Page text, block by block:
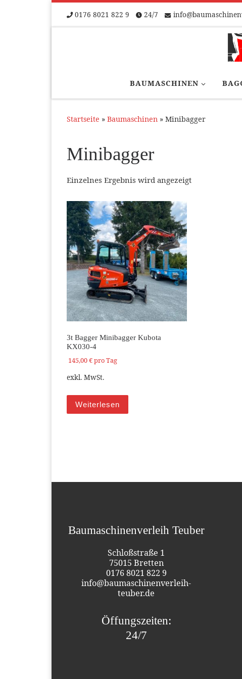
Zum Inhalt springen0176 8021 822 9 24/7
BAUMASCHINEN
Startseite » Baumaschinen » Minibagger
Minibagger
Einzelnes Ergebnis wird angezeigt
3t Bagger Minibagger Kubota
KX030-4
145,00€pro Tag
exkl. MwSt.
Weiterlesen
Baumaschinenverleih Teuber
Schloßstraße 1
75015 Bretten
0176 8021 822 9
info@baumaschinenverleih-
teuber.de
Öffungszeiten:
24/7